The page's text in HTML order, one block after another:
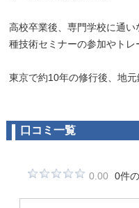
高校卒業後、専門学校に通
種技術セミナーの参加やトレ
東京で約10年の修行後、地元
口コミ一覧
0.00 0件